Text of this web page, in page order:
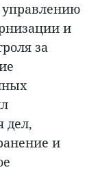
и
за
дел,
и